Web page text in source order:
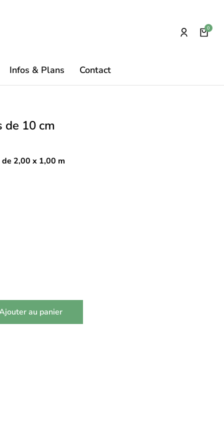
Infos & Plans Contact
de 10 cm
2,00 x 1,00 m
au panier